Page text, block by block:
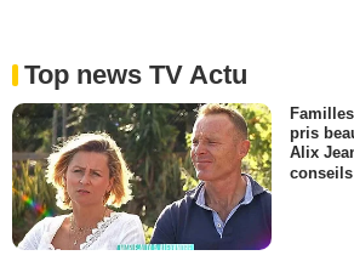
Top news TV Actu
pris
Alix